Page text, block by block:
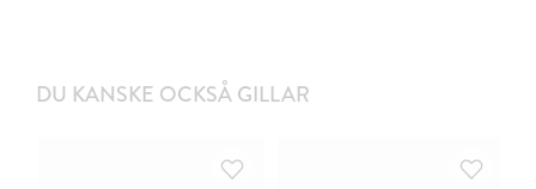
DU KANSKE OCKSÅ GILLAR